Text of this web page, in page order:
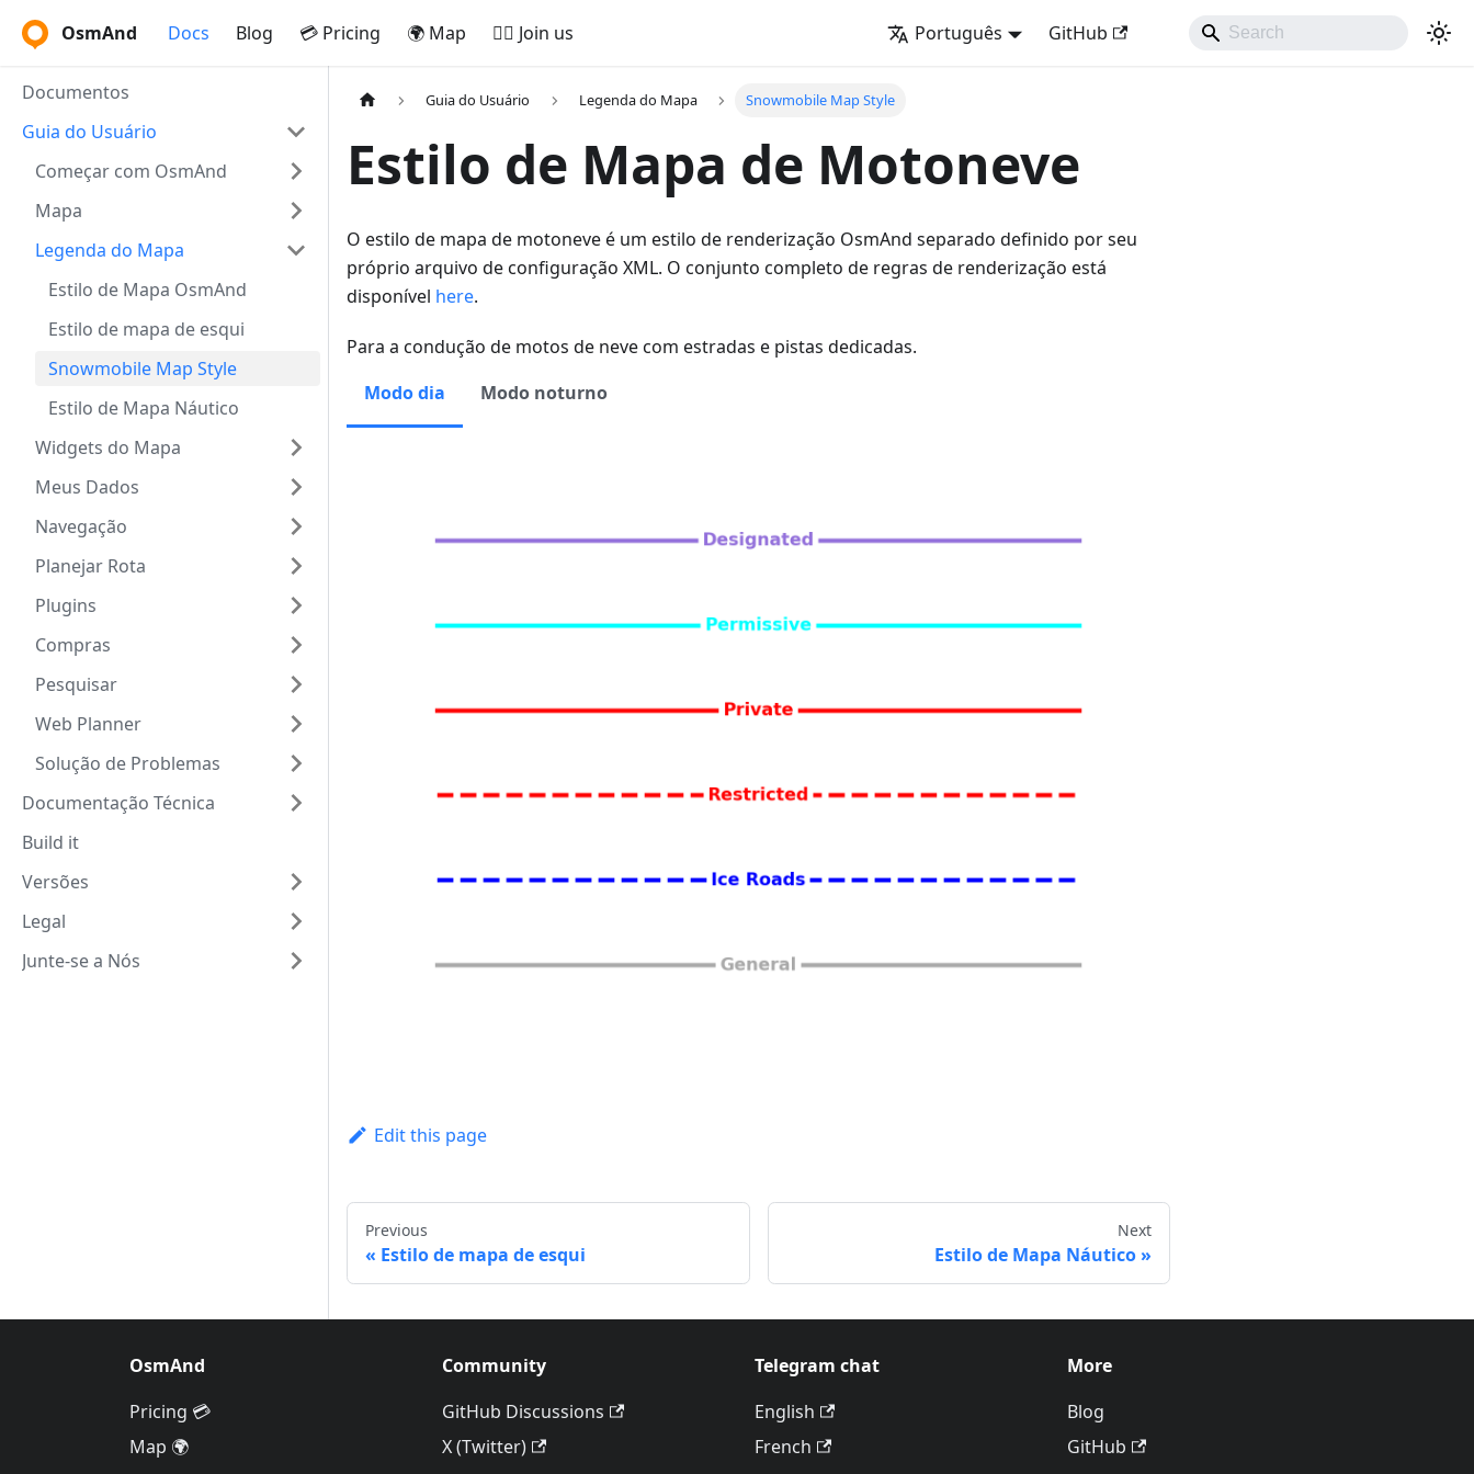
OsmAnd Docs Blog 💳 Pricing 🌍 Map 🚵‍♂️ Join us Português GitHub
Documentos
Guia do Usuário
Começar com OsmAnd
Mapa
Legenda do Mapa
Estilo de Mapa OsmAnd
Estilo de mapa de esqui
Snowmobile Map Style
Estilo de Mapa Náutico
Widgets do Mapa
Meus Dados
Navegação
Planejar Rota
Plugins
Compras
Pesquisar
Web Planner
Solução de Problemas
Documentação Técnica
Build it
Versões
Legal
Junte-se a Nós
Guia do Usuário Legenda do Mapa Snowmobile Map Style
Estilo de Mapa de Motoneve
O estilo de mapa de motoneve é um estilo de renderização OsmAnd separado definido por seu
próprio arquivo de configuração XML. O conjunto completo de regras de renderização está
disponível here.
Para a condução de motos de neve com estradas e pistas dedicadas.
Modo dia
Modo noturno
Edit this page
Previous
Estilo de mapa de esqui
Next
Estilo de Mapa Náutico
OsmAnd
Pricing 💳
Map 🌍
Community
GitHub Discussions
X (Twitter)
Telegram chat
English
French
More
Blog
GitHub